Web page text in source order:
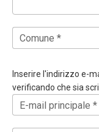
Comune *
Inserire l'indirizzo e-
verificando che sia
E-mail principale *